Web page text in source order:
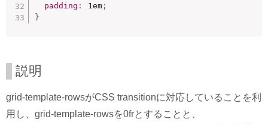
padding : 1em;
}
説明
grid-template-rowsがCSS transitionに対応していることを利
用し、grid-template-rowsを0frとすることと、